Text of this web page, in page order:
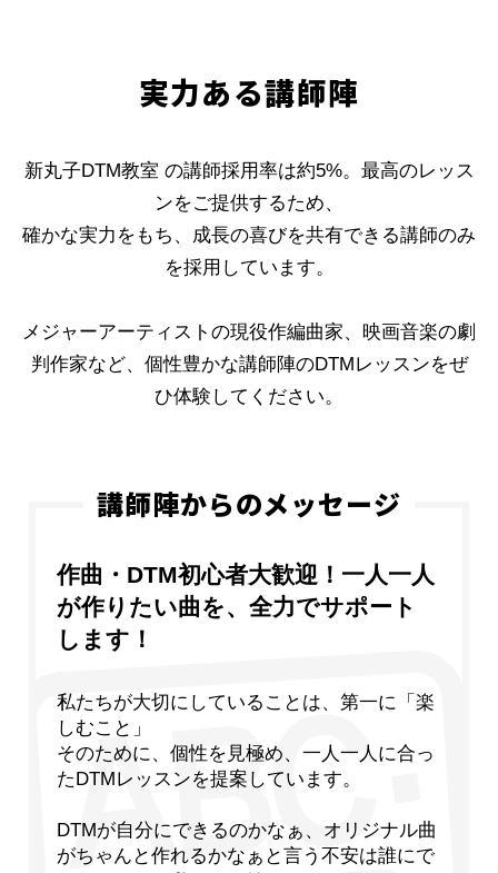
実力ある講師陣
新丸子DTM教室 の講師採用率は約5%。最高のレッス
ンをご提供するため、
確かな実力をもち、成長の喜びを共有できる講師のみ
を採用しています。
メジャーアーティストの現役作編曲家、映画音楽の劇
判作家など、個性豊かな講師陣のDTMレッスンをぜ
ひ体験してください。
講師陣からのメッセージ
作曲・DTM初心者大歓迎！一人一人
が作りたい曲を、全力でサポート
します！
私たちが大切にしていることは、第一に「楽
しむこと」
そのために、個性を見極め、一人一人に合っ
たDTMレッスンを提案しています。
DTMが自分にできるのかなぁ、オリジナル曲
がちゃんと作れるかなぁと言う不安は誰にで